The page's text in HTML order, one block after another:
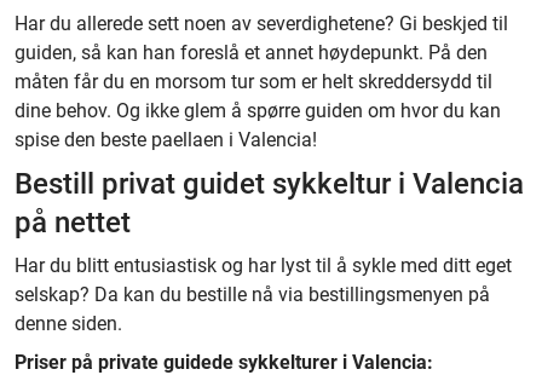
Har du allerede sett noen av severdighetene? Gi beskjed til
guiden, så kan han foreslå et annet høydepunkt. På den
måten får du en morsom tur som er helt skreddersydd til
dine behov. Og ikke glem å spørre guiden om hvor du kan
spise den beste paellaen i Valencia!
Bestill privat guidet sykkeltur i Valencia
på nettet
Har du blitt entusiastisk og har lyst til å sykle med ditt eget
selskap? Da kan du bestille nå via bestillingsmenyen på
denne siden.
Priser på private guidede sykkelturer i Valencia: